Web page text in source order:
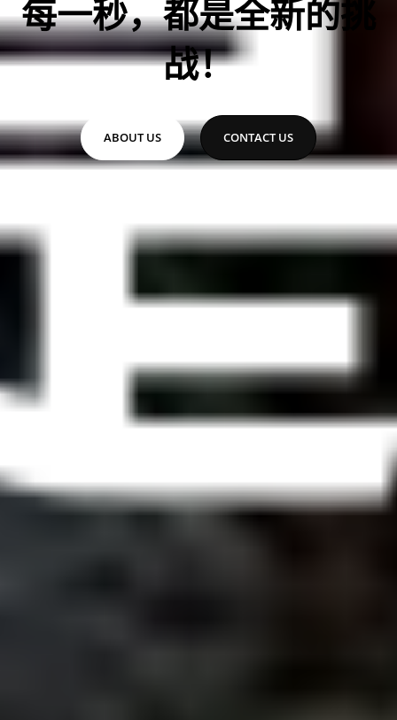
每一秒，都是全新的挑
战！
ABOUT US CONTACT US